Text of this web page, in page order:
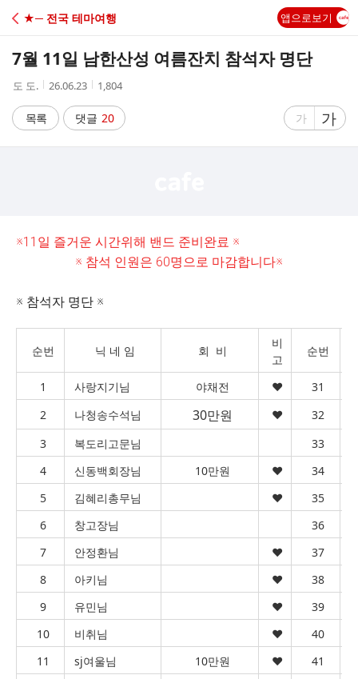
C
A
★─ 전국 테마여행 앱으로보기
7월 11일 남한산성 여름잔치 참석자 명단
작
자
도 도.
작
시
간
26.06.23
조
수
1,804
목록 댓글 20
글
가
글
자
가
※11일 즐거운 시간위해 밴드 준비완료 ※
※ 참석 인원은 60명으로 마감합니다※
※ 참석자 명단 ※
순번 닉 네 임 회 비
비
고
순번
1 사랑지기님 야채전 ♥︎ 31
2
나청송수석님 30만원 ♥︎ 32
3
복도리고문님 33
4
신동백회장님 10만원 ♥︎ 34
5
김혜리총무님 ♥︎ 35
6
창고장님 36
7
안정환님 ♥︎ 37
8
아키님 ♥︎ 38
9
유민님 ♥︎ 39
10
비취님 ♥︎ 40
11
sj여울님 10만원 ♥︎ 41